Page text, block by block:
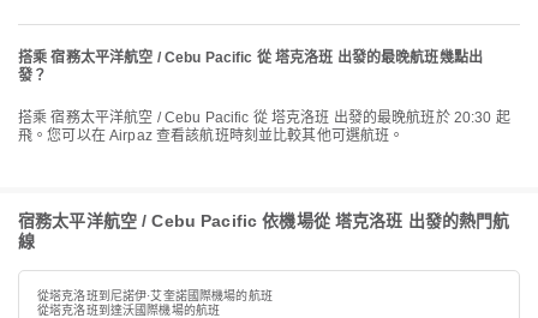
搭乘 宿務太平洋航空 / Cebu Pacific 從 塔克洛班 出發的最晚航班幾點出
發？
搭乘 宿務太平洋航空 / Cebu Pacific 從 塔克洛班 出發的最晚航班於 20:30 起
飛。您可以在 Airpaz 查看該航班時刻並比較其他可選航班。
宿務太平洋航空 / Cebu Pacific 依機場從 塔克洛班 出發的熱門航
線
從塔克洛班到尼諾伊·艾奎諾國際機場的航班
從塔克洛班到達沃國際機場的航班